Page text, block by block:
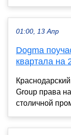
01:00, 13 Апр
Dogma
квартала на
Group права
столичной